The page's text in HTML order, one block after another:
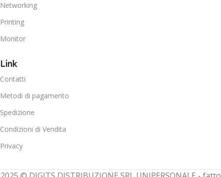
Networking
Printing
Monitor
Link
Contatti
Metodi di pagamento
Spedizione
Condizioni di Vendita
Privacy